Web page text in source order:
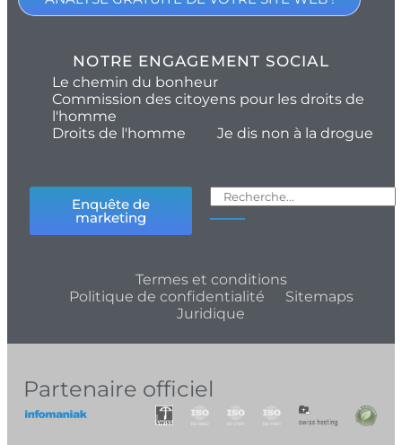
NOTRE ENGAGEMENT SOCIAL
Le chemin du bonheur
Commission des citoyens pour les droits de
l'homme
Droits de l'homme
Je dis non à la drogue
Enquête de
marketing
Termes et conditions
Politique de confidentialité
Sitemaps
Juridique
Partenaire officiel